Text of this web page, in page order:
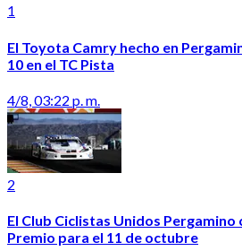
1
El Toyota Camry hecho en
10 en el TC Pista
4/8, 03:22 p. m.
2
El Club Ciclistas Unidos Pergamino
Premio para el 11 de octubre